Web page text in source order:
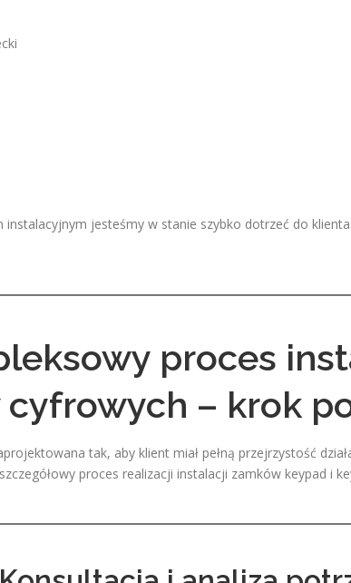
instalacyjnym jesteśmy w stanie szybko dotrzeć do
proces
cyfrowych – krok
tak, aby klient miał pełną przejrzystość
proces realizacji instalacji zamków keypad i